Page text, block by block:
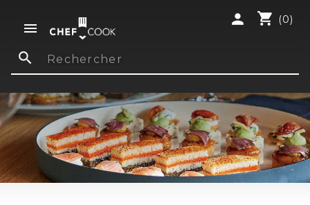

shopping_cart (0)
person
search